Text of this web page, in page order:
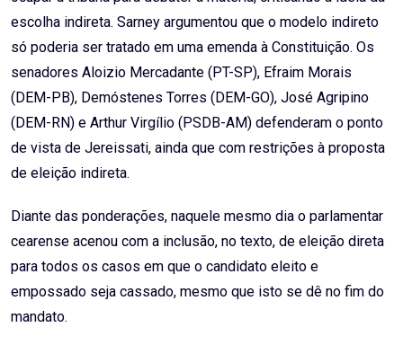
escolha indireta. Sarney argumentou que o modelo indireto
só poderia ser tratado em uma emenda à Constituição. Os
senadores Aloizio Mercadante (PT-SP), Efraim Morais
(DEM-PB), Demóstenes Torres (DEM-GO), José Agripino
(DEM-RN) e Arthur Virgílio (PSDB-AM) defenderam o ponto
de vista de Jereissati, ainda que com restrições à proposta
de eleição indireta.
Diante das ponderações, naquele mesmo dia o parlamentar
cearense acenou com a inclusão, no texto, de eleição direta
para todos os casos em que o candidato eleito e
empossado seja cassado, mesmo que isto se dê no fim do
mandato.